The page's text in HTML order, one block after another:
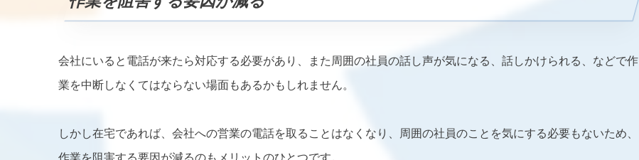
会社にいると電話が来たら対応する必要があり、また周囲の社員の話し声が気になる、話しかけられる、などで作
業を中断しなくてはならない場面もあるかもしれません。
しかし在宅であれば、会社への営業の電話を取ることはなくなり、周囲の社員のことを気にする必要もないため、